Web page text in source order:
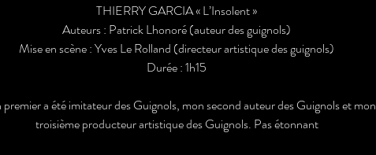
THIERRY GARCIA « L’Insolent »
Auteurs : Patrick Lhonoré (auteur des guignols)
Mise en scène : Yves Le Rolland (directeur artistique des guignols)
Durée : 1h15
a été imitateur des Guignols, mon second auteur des Guignols et mon
troisième producteur artistique des Guignols. Pas étonnant